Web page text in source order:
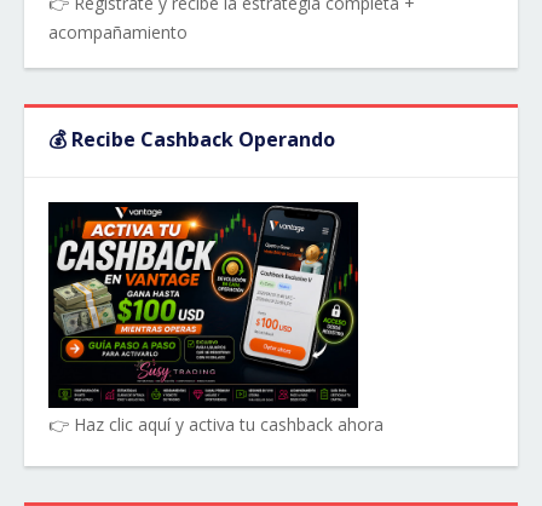
acompañamiento
💰 Recibe Cashback Operando
👉 Haz clic aquí y activa tu cashback ahora